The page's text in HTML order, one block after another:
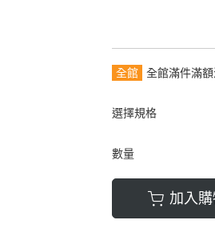
全館 全館滿件滿
選擇規格
數量
加入